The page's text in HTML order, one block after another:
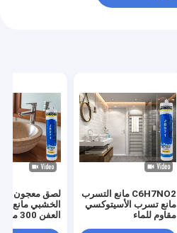
C6H7NO2 مانع التسرب
مانع تسرب الأسيتوكسي
مقاوم للماء
لصق معجون
الخشبي مانع
العفن 300 مل